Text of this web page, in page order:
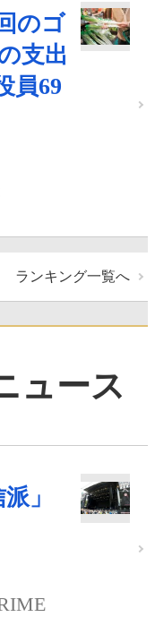
のゴ
支出
員69
ランキング一覧へ
ュース
」